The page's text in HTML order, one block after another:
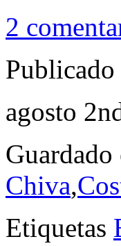
2
Publicado
agosto
Guardado
Chiva,
Etiquetas